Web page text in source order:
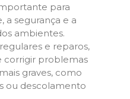
para
a segurança e a
ambientes.
e reparos,
corrigir problemas
graves, como
ou descolamento